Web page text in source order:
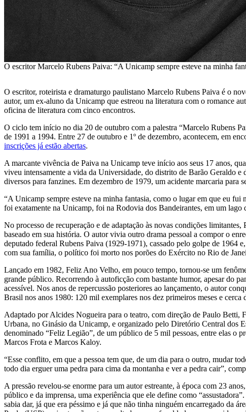
O escritor Marcelo Rubens Paiva: “A Unicamp sempre esteve na minha
O escritor, roteirista e dramaturgo paulistano Marcelo Rubens Paiva é o
autor, um ex-aluno da Unicamp que estreou na literatura com o romance
oficina de literatura com cinco encontros.
O ciclo tem início no dia 20 de outubro com a palestra “Marcelo Rubens
de 1991 a 1994. Entre 27 de outubro e 1º de dezembro, acontecem, em
inscrições já estão abertas.
A marcante vivência de Paiva na Unicamp teve início aos seus 17 anos,
viveu intensamente a vida da Universidade, do distrito de Barão Geraldo
diversos para fanzines. Em dezembro de 1979, um acidente marcaria
“A Unicamp sempre esteve na minha fantasia, como o lugar em que eu
foi exatamente na Unicamp, foi na Rodovia dos Bandeirantes, em um
No processo de recuperação e de adaptação às novas condições
baseado em sua história. O autor vivia outro drama pessoal a compor o
deputado federal Rubens Paiva (1929-1971), cassado pelo golpe de 1964
com sua família, o político foi morto nos porões do Exército no Rio de
Lançado em 1982, Feliz Ano Velho, em pouco tempo, tornou-se um
grande público. Recorrendo à autoficção com bastante humor, apesar do
acessível. Nos anos de repercussão posteriores ao lançamento, o autor
Brasil nos anos 1980: 120 mil exemplares nos dez primeiros meses e
Adaptado por Alcides Nogueira para o teatro, com direção de Paulo Betti,
Urbana, no Ginásio da Unicamp, e organizado pelo Diretório Central dos
denominado “Feliz Legião”, de um público de 5 mil pessoas, entre elas
Marcos Frota e Marcos Kaloy.
“Esse conflito, em que a pessoa tem que, de um dia para o outro, mudar
todo dia erguer uma pedra para cima da montanha e ver a pedra cair”,
A pressão revelou-se enorme para um autor estreante, à época com 23
público e da imprensa, uma experiência que ele define como
sabia dar, já que era péssimo e já que não tinha ninguém encarregado da